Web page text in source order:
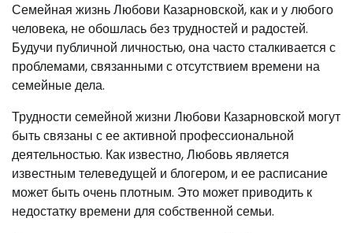
Семейная жизнь Любови Казарновской, как и у любого
человека, не обошлась без трудностей и радостей.
Будучи публичной личностью, она часто сталкивается с
проблемами, связанными с отсутствием времени на
семейные дела.
Трудности семейной жизни Любови Казарновской могут
быть связаны с ее активной профессиональной
деятельностью. Как известно, Любовь является
известным телеведущей и блогером, и ее расписание
может быть очень плотным. Это может приводить к
недостатку времени для собственной семьи.